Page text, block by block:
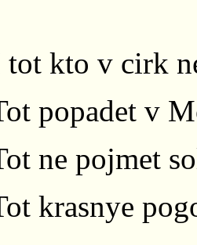
tot kto v cirk
popadet v
ne pojmet
krasnye